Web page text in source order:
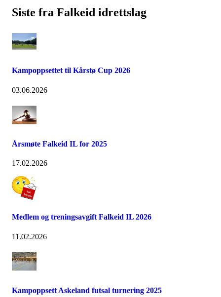
Siste fra Falkeid idrettslag
Kampoppsettet til Kårstø Cup 2026
03.06.2026
Årsmøte Falkeid IL for 2025
17.02.2026
Medlem og treningsavgift Falkeid IL 2026
11.02.2026
Kampoppsett Askeland futsal turnering 2025